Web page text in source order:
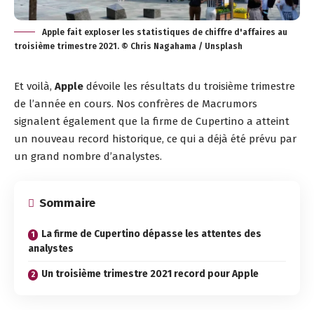
Apple fait exploser les statistiques de chiffre d'affaires au
troisième trimestre 2021. © Chris Nagahama / Unsplash
Et voilà, Apple dévoile les résultats du troisième trimestre
de l’année en cours. Nos confrères de Macrumors
signalent également que la firme de Cupertino a atteint
un nouveau record historique, ce qui a déjà été prévu par
un grand nombre d’analystes.
Sommaire
La firme de Cupertino dépasse les attentes des
analystes
Un troisième trimestre 2021 record pour Apple